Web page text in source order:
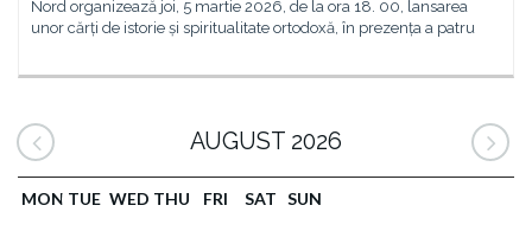
Nord organizează joi, 5 martie 2026, de la ora 18. 00, lansarea
unor cărți de istorie și spiritualitate ortodoxă, în prezența a patru
AUGUST 2026
MON TUE WED THU FRI SAT SUN